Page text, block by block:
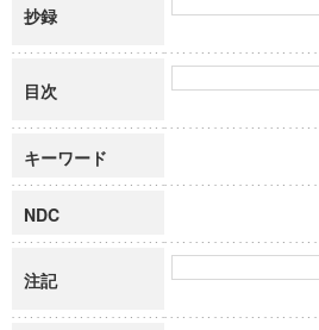
抄録
目次
キーワード
NDC
注記